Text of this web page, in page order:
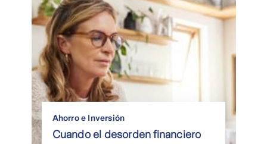
Ahorro e Inversión
Cuando el desorden financiero